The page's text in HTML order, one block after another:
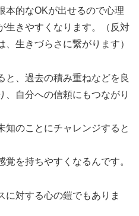
本的なOKが出せるので心理
生きやすくなります。（反対
生きづらさに繋がります）
と、過去の積み重ねなどを良
、自分への信頼にもつながり
知のことにチャレンジすると
覚を持ちやすくなるんです。
に対する心の鎧でもありま